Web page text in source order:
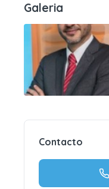
Galeria
Contacto